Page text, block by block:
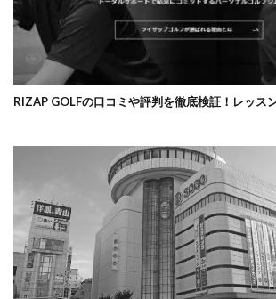
RIZAP GOLFの口コミや評判を徹底検証！レッス